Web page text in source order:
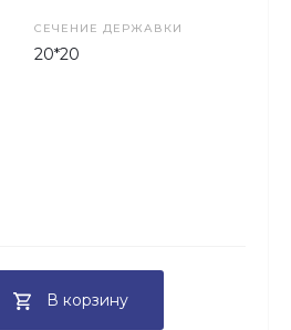
СЕЧЕНИЕ ДЕРЖАВКИ
20*20
В корзину